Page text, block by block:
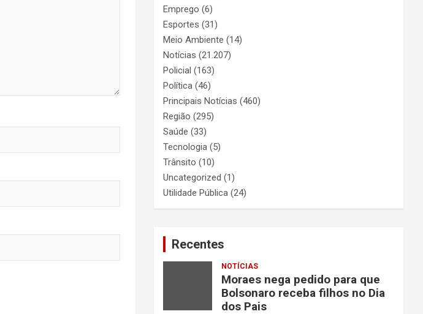
Emprego (6)
Esportes (31)
Meio Ambiente (14)
Notícias (21.207)
Policial (163)
Política (46)
Principais Notícias (460)
Região (295)
Saúde (33)
Tecnologia (5)
Trânsito (10)
Uncategorized (1)
Utilidade Pública (24)
Recentes
NOTÍCIAS
Moraes nega pedido para que
Bolsonaro receba filhos no Dia
dos Pais